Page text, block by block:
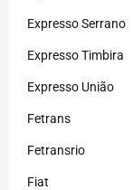
Expresso Serrano
Expresso Timbira
Expresso União
Fetrans
Fetransrio
Fiat